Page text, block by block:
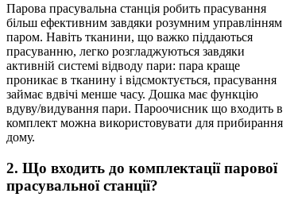
Парова прасувальна станція робить прасування
більш ефективним завдяки розумним управлінням
паром. Навіть тканини, що важко піддаються
прасуванню, легко розгладжуються завдяки
активній системі відводу пари: пара краще
проникає в тканину і відсмоктується, прасування
займає вдвічі менше часу. Дошка має функцію
вдуву/видування пари. Пароочисник що входить в
комплект можна використовувати для прибирання
дому.
2. Що входить до комплектації парової
прасувальної станції?